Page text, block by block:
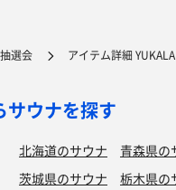
選会 アイテム詳細
サウナを探す
北海道のサウナ 青森県の
茨城県のサウナ 栃木県の